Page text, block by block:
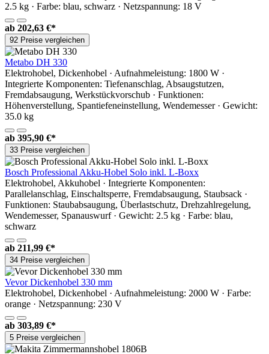
2.5 kg · Farbe: blau, schwarz · Netzspannung: 18 V
ab 202,63 €*
92 Preise vergleichen
Metabo DH 330
Elektrohobel, Dickenhobel · Aufnahmeleistung: 1800 W ·
Integrierte Komponenten: Tiefenanschlag, Absaugstutzen,
Fremdabsaugung, Werkstückvorschub · Funktionen:
Höhenverstellung, Spantiefeneinstellung, Wendemesser · Gewicht:
35.0 kg
ab 395,90 €*
33 Preise vergleichen
Bosch Professional Akku-Hobel Solo inkl. L-Boxx
Elektrohobel, Akkuhobel · Integrierte Komponenten:
Parallelanschlag, Einschaltsperre, Fremdabsaugung, Staubsack ·
Funktionen: Staubabsaugung, Überlastschutz, Drehzahlregelung,
Wendemesser, Spanauswurf · Gewicht: 2.5 kg · Farbe: blau,
schwarz
ab 211,99 €*
34 Preise vergleichen
Vevor Dickenhobel 330 mm
Elektrohobel, Dickenhobel · Aufnahmeleistung: 2000 W · Farbe:
orange · Netzspannung: 230 V
ab 303,89 €*
5 Preise vergleichen